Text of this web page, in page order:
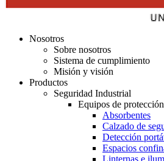
Nosotros
Sobre nosotros
Sistema de cumplimiento
Misión y visión
Productos
Seguridad Industrial
Equipos de
Absorbentes
Calzado de
Detección
Espacios
Linternas e